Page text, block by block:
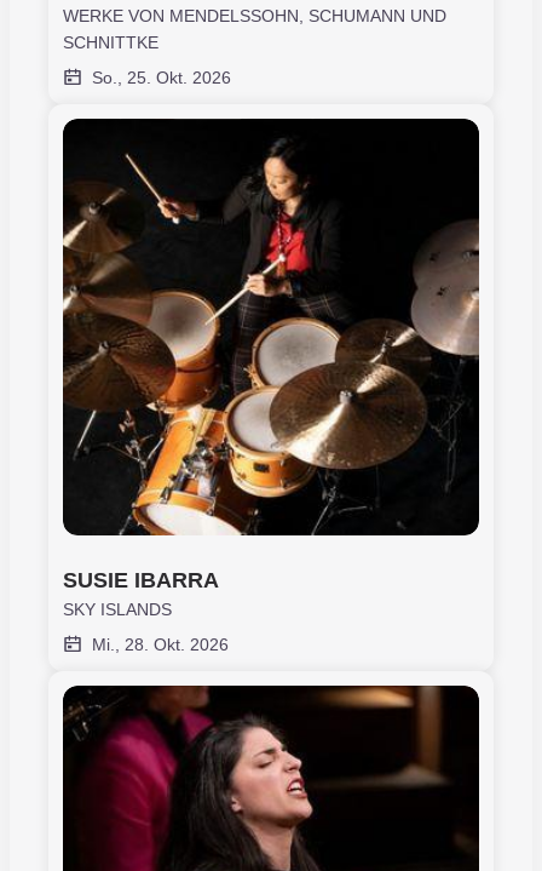
WERKE VON MENDELSSOHN, SCHUMANN UND
SCHNITTKE
So., 25. Okt. 2026
SUSIE IBARRA
SKY ISLANDS
Mi., 28. Okt. 2026